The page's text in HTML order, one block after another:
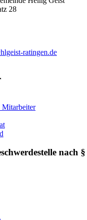
28
ratingen.de
Mitarbeiter
nach